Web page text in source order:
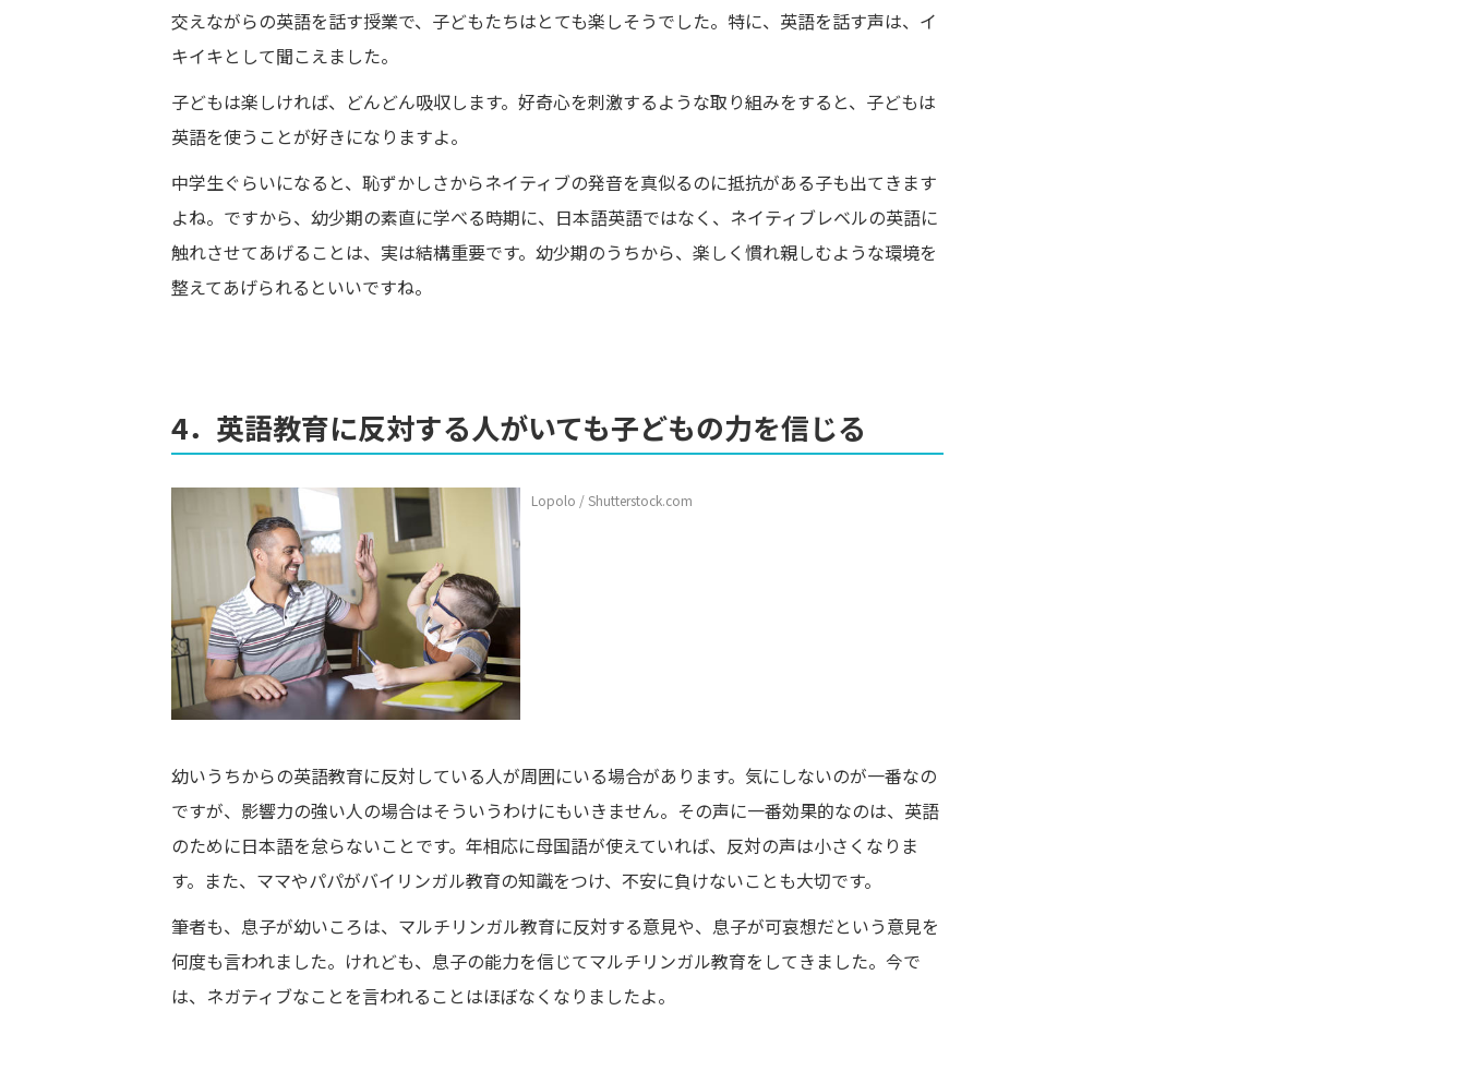
交えながらの英語を話す授業で、子どもたちはとても楽しそうでした。特に、英語を話す声は、イ
キイキとして聞こえました。
子どもは楽しければ、どんどん吸収します。好奇心を刺激するような取り組みをすると、子どもは
英語を使うことが好きになりますよ。
中学生ぐらいになると、恥ずかしさからネイティブの発音を真似るのに抵抗がある子も出てきます
よね。ですから、幼少期の素直に学べる時期に、日本語英語ではなく、ネイティブレベルの英語に
触れさせてあげることは、実は結構重要です。幼少期のうちから、楽しく慣れ親しむような環境を
整えてあげられるといいですね。
4．英語教育に反対する人がいても子どもの力を信じる
Lopolo / Shutterstock.com
幼いうちからの英語教育に反対している人が周囲にいる場合があります。気にしないのが一番なの
ですが、影響力の強い人の場合はそういうわけにもいきません。その声に一番効果的なのは、英語
のために日本語を怠らないことです。年相応に母国語が使えていれば、反対の声は小さくなりま
す。また、ママやパパがバイリンガル教育の知識をつけ、不安に負けないことも大切です。
筆者も、息子が幼いころは、マルチリンガル教育に反対する意見や、息子が可哀想だという意見を
何度も言われました。けれども、息子の能力を信じてマルチリンガル教育をしてきました。今で
は、ネガティブなことを言われることはほぼなくなりましたよ。